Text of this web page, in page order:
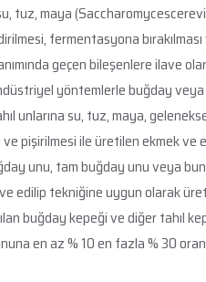
tuz, maya
fermentasyona
geçen bileşenlere ilave
yöntemlerle buğday veya
unlarına su, tuz, maya,
ve pişirilmesi ile üretilen ekmek ve
unu, tam buğday unu veya
edilip tekniğine uygun olarak
buğday kepeği ve diğer tahıl
en az % 10 en fazla % 30